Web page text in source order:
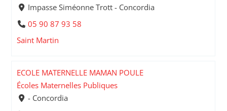
Impasse Siméonne Trott - Concordia
05 90 87 93 58
Saint Martin
ECOLE MATERNELLE MAMAN POULE
Écoles Maternelles Publiques
- Concordia